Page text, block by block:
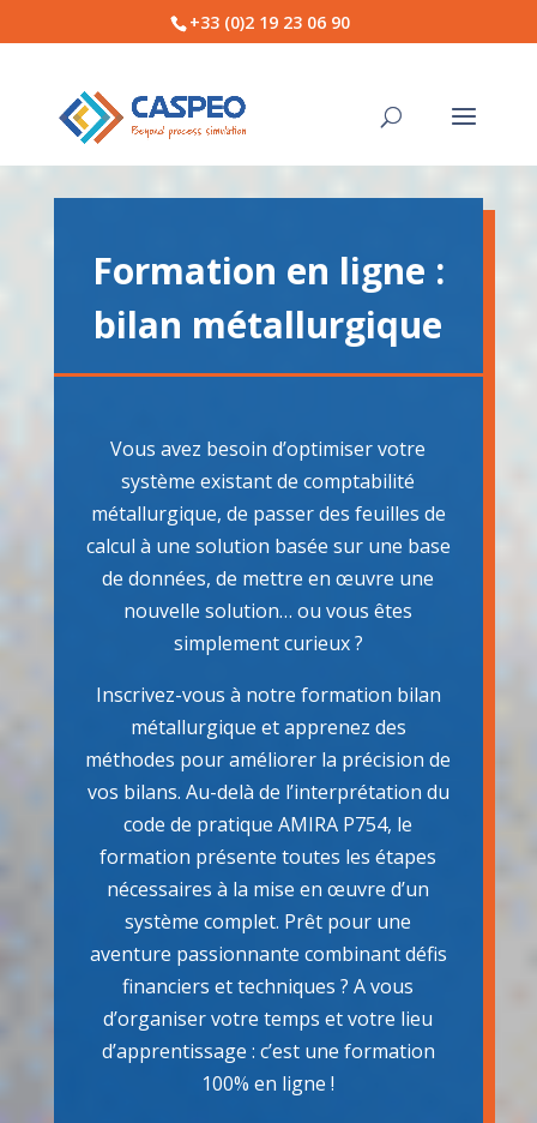
+33 (0)2 19 23 06 90
Formation en ligne :
bilan métallurgique
Vous avez besoin d’optimiser votre
système existant de comptabilité
métallurgique, de passer des feuilles de
calcul à une solution basée sur une base
de données, de mettre en œuvre une
nouvelle solution… ou vous êtes
simplement curieux ?
Inscrivez-vous à notre formation bilan
métallurgique et apprenez des
méthodes pour améliorer la précision de
vos bilans. Au-delà de l’interprétation du
code de pratique AMIRA P754, le
formation présente toutes les étapes
nécessaires à la mise en œuvre d’un
système complet. Prêt pour une
aventure passionnante combinant défis
financiers et techniques ? A vous
d’organiser votre temps et votre lieu
d’apprentissage : c’est une formation
100% en ligne !